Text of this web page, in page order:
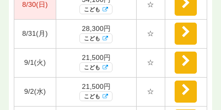
8/30(日)
こども
☆
8/31(月)
28,300円
こども
☆
9/1(火)
21,500円
こども
☆
9/2(水)
21,500円
こども
☆